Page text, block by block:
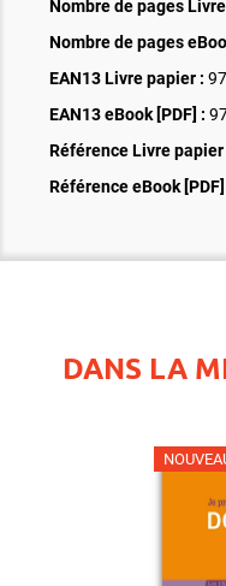
Nombre de pages
Nombre de pages
EAN13 Livre papier :
EAN13 eBook [PDF] :
Référence Livre papier
Référence eBook [PDF]
DANS LA